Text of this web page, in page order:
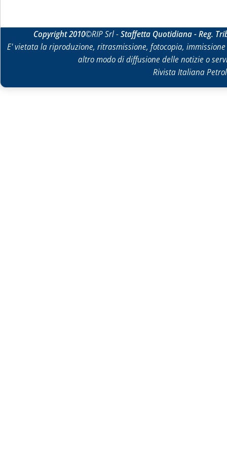
Copyright 2010©RIP Srl -Staffetta Quotidiana - Reg.
E' vietata la riproduzione, ritrasmissione, fotocopia,
altro modo di diffusione delle notizie o
Rivista Italiana